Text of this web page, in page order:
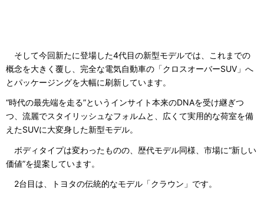
そして今回新たに登場した4代目の新型モデルでは、これまでの
概念を大きく覆し、完全な電気自動車の「クロスオーバーSUV」へ
とパッケージングを大幅に刷新しています。
“時代の最先端を走る”というインサイト本来のDNAを受け継ぎつ
つ、流麗でスタイリッシュなフォルムと、広くて実用的な荷室を備
えたSUVに大変身した新型モデル。
ボディタイプは変わったものの、歴代モデル同様、市場に“新しい
価値”を提案しています。
2台目は、トヨタの伝統的なモデル「クラウン」です。